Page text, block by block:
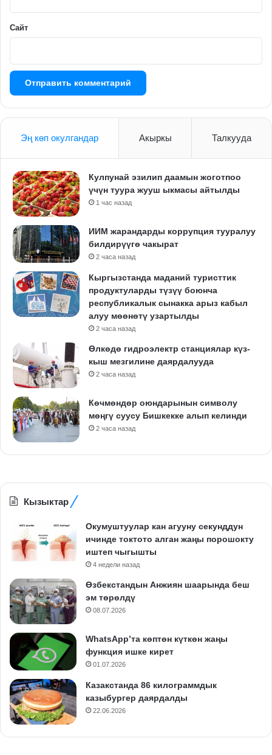
Сайт
Эң көп окулгандар Акыркы Талкууда
Кулпунай эзилип даамын жоготпоо
үчүн туура жууш ыкмасы айтылды
1 час назад
ИИМ жарандарды коррупция тууралуу
билдирүүгө чакырат
2 часа назад
Кыргызстанда маданий туристтик
продуктуларды түзүү боюнча
республикалык сынакка арыз кабыл
алуу мөөнөтү узартылды
2 часа назад
Өлкөдө гидроэлектр станциялар күз-
кыш мезгилине даярдалууда
2 часа назад
Көчмөндөр оюндарынын символу
мөңгү суусу Бишкекке алып келинди
2 часа назад
Кызыктар
Окумуштуулар кан агууну секунддун
ичинде токтото алган жаңы порошокту
иштеп чыгышты
4 недели назад
Өзбекстандын Анжиян шаарында беш
эм төрөлдү
08.07.2026
WhatsApp’та көптөн күткөн жаңы
функция ишке кирет
01.07.2026
Казакстанда 86 килограммдык
казыбургер даярдалды
22.06.2026